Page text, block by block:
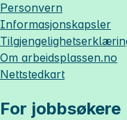
Personvern
Informasjonskapsler
Om arbeidsplassen.no
Nettstedkart
For jobbsøkere